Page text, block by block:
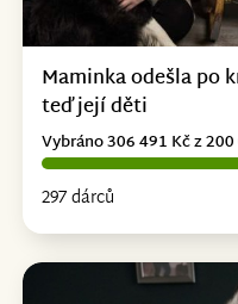
Maminka odešla po
teď její děti
297 dárců
Vybráno 306 491 Kč z